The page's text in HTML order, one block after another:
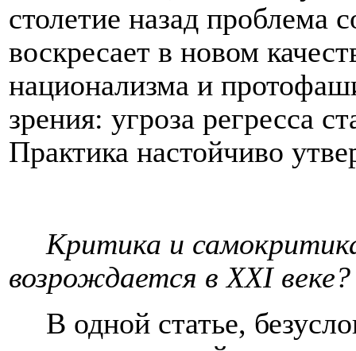
столетие назад проблема
воскресает в новом
национализма и
зрения: угроза регресса
Практика настойчиво
Критика и
возрождается в XXIвеке?
В одной статье,